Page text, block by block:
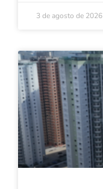
3 de agosto de 2026